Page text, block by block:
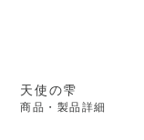
天使の雫
商品・製品詳細